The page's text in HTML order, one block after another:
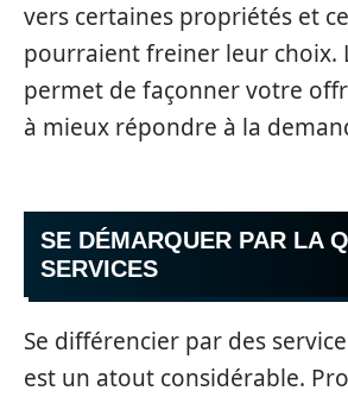
vers certaines propriétés et
pourraient freiner leur choix.
permet de façonner votre
à mieux répondre à la
SE DÉMARQUER PAR LA
SERVICES
Se différencier par des
est un atout considérable.